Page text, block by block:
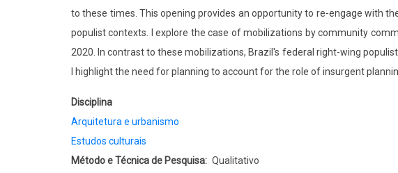
to these times. This opening provides an opportunity to re-engage with
populist contexts. I explore the case of mobilizations by community
2020. In contrast to these mobilizations, Brazil's federal right-wing
I highlight the need for planning to account for the role of insurgent
Disciplina
Arquitetura e urbanismo
Estudos culturais
Método e Técnica de Pesquisa
Qualitativo